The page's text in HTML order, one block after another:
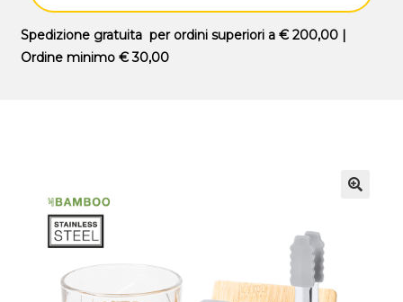
Prodotti
Novità
Spedizione gratuitaper ordini superiori a € 200,00|
Ordine minimo € 30,00